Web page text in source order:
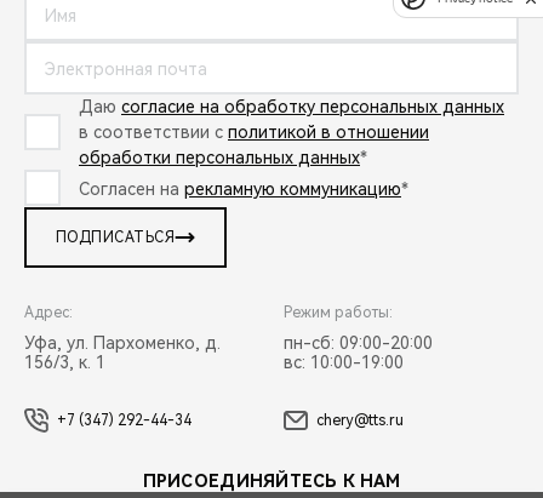
Даю согласие на обработку персональных данных
в соответствии с политикой в отношении
обработки персональных данных*
Согласен на рекламную коммуникацию*
ПОДПИСАТЬСЯ
Адрес:
Уфа, ул. Пархоменко, д.
156/3, к. 1
Режим работы:
пн-сб: 09:00-20:00
вс: 10:00-19:00
+7 (347) 292-44-34 chery@tts.ru
ПРИСОЕДИНЯЙТЕСЬ К НАМ